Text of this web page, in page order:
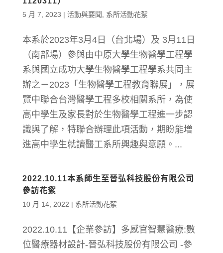
5 月 7, 2023 | 活動與要聞 系所活動花絮
本系於2023年3月4日（台北場）及 3月11日
（南部場）參與由中原大學生物醫學工程學
系與國立成功大學生物醫學工程學系共同主
辦之－2023「生物醫學工程教育聯展」，展
覽中聯合台灣醫學工程多校相關系所，為使
高中學生及家長對於生物醫學工程進一步認
識與了解，特聯合辦理此項活動，期盼能增
進高中學生就讀醫工系所興趣與意願。...
2022.10.11本系師生至晉弘科技股份有限公司
參訪花絮
10 月 14, 2022 | 系所活動花絮
2022.10.11【企業參訪】多感官智慧醫療:數
位醫療器材設計-晉弘科技股份有限公司 -參